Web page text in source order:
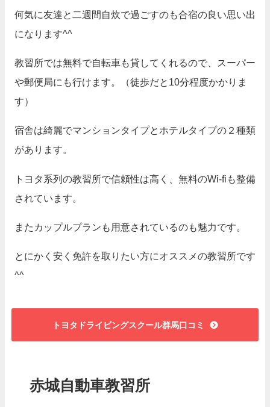
何気に友達と二週間自炊で過ごすのも合宿の良い思い出
になります^^
教習所では無料で自転車も貸してくれるので、スーパー
や郵便局にも行けます。（徒歩だと10分程度かかりま
す）
宿舎は綺麗でマンションタイプとホテルタイプの２種類
があります。
トヨタ系列の教習所で信頼性は高く、無料のWi-fiも整備
されています。
またカップルプランも用意されているのも魅力です。
とにかく安く免許を取りたい方にオススメの教習所です
^^
トヨタドライビングスクール群馬口コミ
赤城自動車教習所